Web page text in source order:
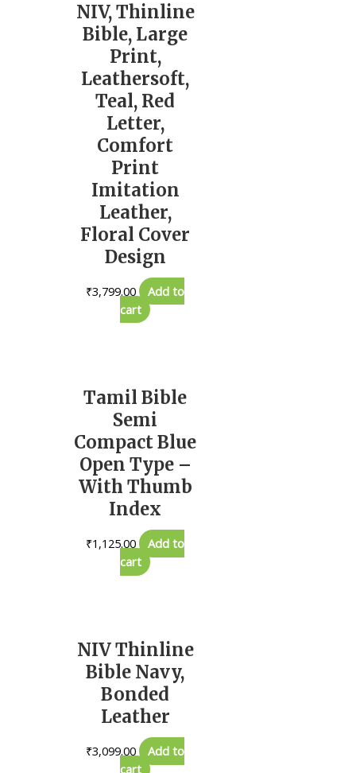
NIV, Thinline
Bible, Large
Print,
Leathersoft,
Teal, Red
Letter,
Comfort
Print
Imitation
Leather,
Floral Cover
Design
₹3,799.00
Add to
cart
Tamil Bible
Semi
Compact Blue
Open Type –
With Thumb
Index
₹1,125.00
Add to
cart
NIV Thinline
Bible Navy,
Bonded
Leather
₹3,099.00
Add to
cart